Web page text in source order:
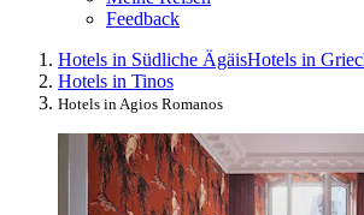
Feedback
Hotels in Südliche ÄgäisHotels in
Hotels in Tinos
Hotels in Agios Romanos